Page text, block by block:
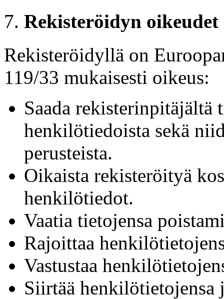
Rekisteröidyn oikeudet
Rekisteröidyllä on
119/33 mukaisesti oikeus:
Saada rekisterinpitäjältä
henkilötiedoista sekä
perusteista.
Oikaista rekisteröityä
henkilötiedot.
Vaatia tietojensa
Rajoittaa
Vastustaa
Siirtää henkilötietojensa